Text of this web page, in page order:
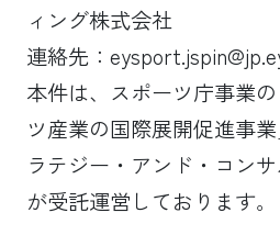
ィング株式会社
連絡先：
本件は、スポーツ庁事業
ツ産業の国際展開促進事
ラテジー・アンド・コン
が受託運営しております。